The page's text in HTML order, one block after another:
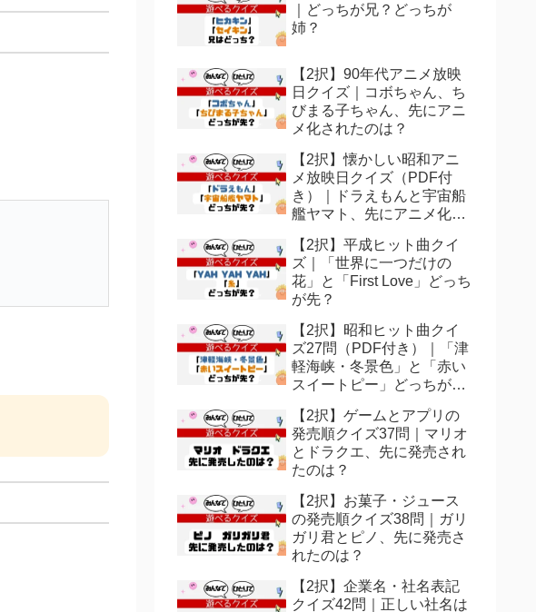
｜どっちが兄？どっちが
姉？
【2択】90年代アニメ放映
日クイズ｜コボちゃん、ち
びまる子ちゃん、先にアニ
メ化されたのは？
【2択】懐かしい昭和アニ
メ放映日クイズ（PDF付
き）｜ドラえもんと宇宙船
艦ヤマト、先にアニメ化さ
【2択】平成ヒット曲クイ
ズ｜「世界に一つだけの
花」と「First Love」どっち
が先？
【2択】昭和ヒット曲クイ
ズ27問（PDF付き）｜「津
軽海峡・冬景色」と「赤い
スイートピー」どっちが
【2択】ゲームとアプリの
発売順クイズ37問｜マリオ
とドラクエ、先に発売され
たのは？
【2択】お菓子・ジュース
の発売順クイズ38問｜ガリ
ガリ君とピノ、先に発売さ
れたのは？
【2択】企業名・社名表記
クイズ42問｜正しい社名は